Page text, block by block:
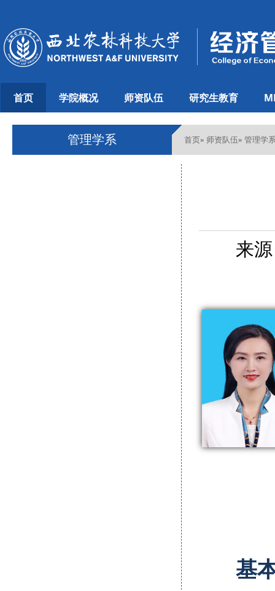
首页 学院概况 师资队伍 研究生教育
管理学系 首页» 师资队伍» 管理学
来
基